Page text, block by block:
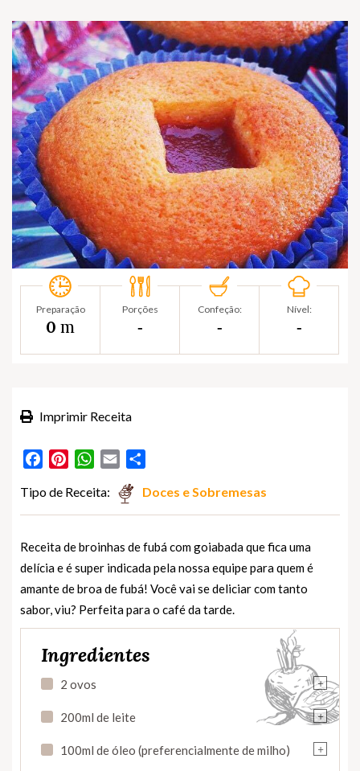
Preparação
0 m
Porções
‐
Confeção:
‐
Nível:
‐
Imprimir Receita
FacebookPinterestWhatsApp
Email
Tipo de Receita: Doces e Sobremesas
Receita de broinhas de fubá com goiabada que fica uma
delícia e é super indicada pela nossa equipe para quem é
amante de broa de fubá! Você vai se deliciar com tanto
sabor, viu? Perfeita para o café da tarde.
Ingredientes
+
2 ovos
+
200ml de leite
+
100ml de óleo (preferencialmente de milho)